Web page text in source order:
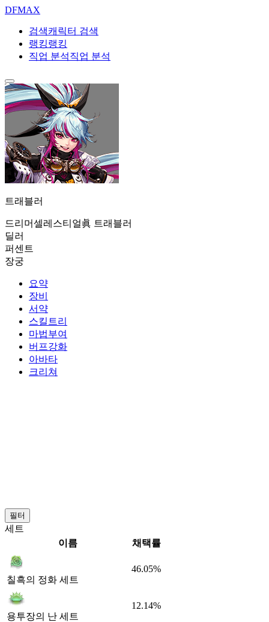
DFMAX
검색캐릭터 검색
랭킹랭킹
직업 분석직업 분석
트래블러
드리머셀레스티얼眞 트래블러
딜러
퍼센트
장궁
요약
장비
서약
스킬트리
마법부여
버프강화
아바타
크리쳐
필터
세트
이름
채택률
칠흑의 정화 세트
46.05%
용투장의 난 세트
12.14%